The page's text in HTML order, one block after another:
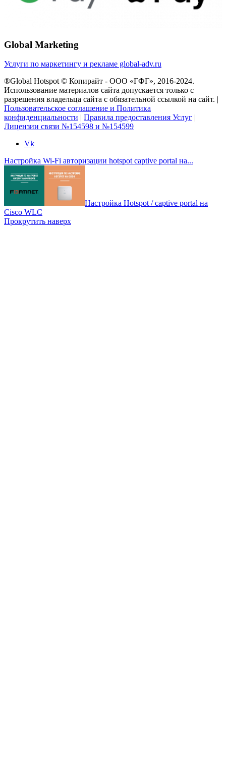
Global Marketing
Услуги по маркетингу и рекламе global-adv.ru
®Global Hotspot © Копирайт - ООО «ГФГ», 2016-2024.
Использование материалов сайта допускается только с
разрешения владельца сайта с обязательной ссылкой на сайт. |
Пользовательское соглашение и Политика
конфиденциальности
Правила предоставления Услуг
Лицензии связи №154598 и №154599
Vk
Настройка Wi-Fi авторизации hotspot captive portal на...
Настройка Hotspot / captive portal на
Cisco WLC
Прокрутить наверх